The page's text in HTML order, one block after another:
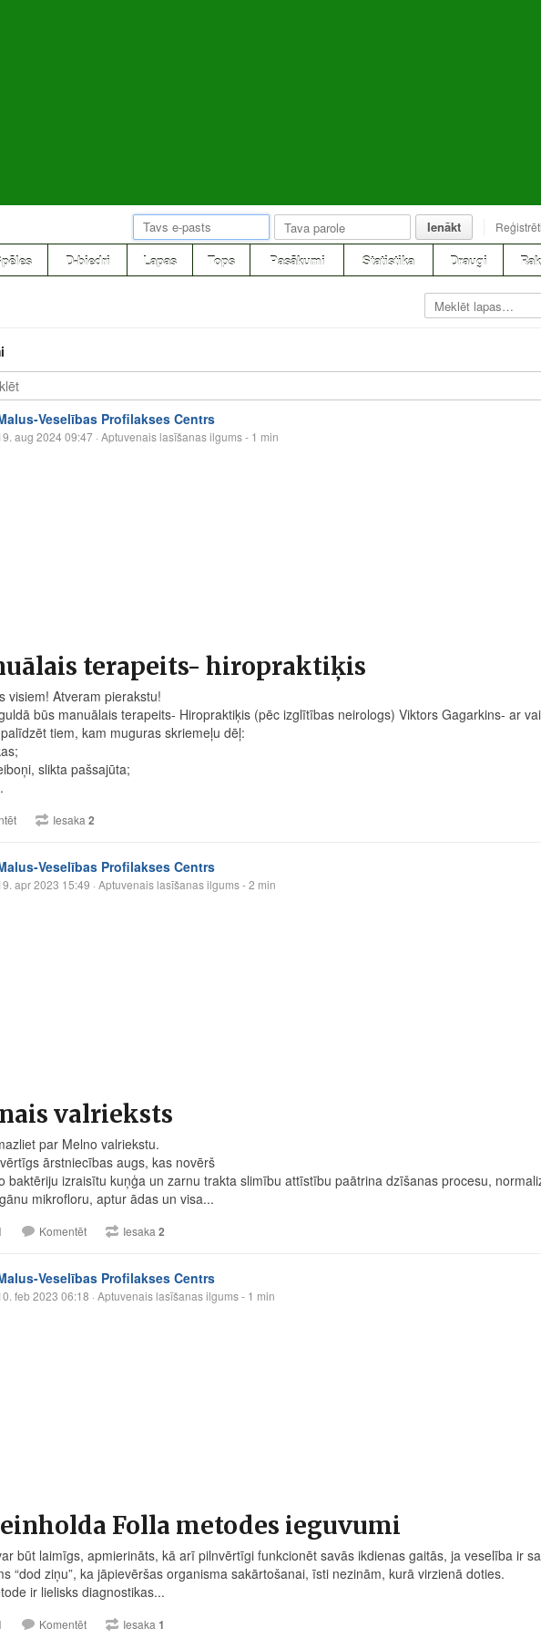
Ienākt
D-biedri Lapas Tops Pasākumi Statistika Draugi
Veselības Profilakses Centrs
aug 2024 09:47 · Aptuvenais lasīšanas ilgums - 1 min
terapeits- hiropraktiķis
visiem! Atveram pierakstu!
būs manuālais terapeits- Hiropraktiķis (pēc izglītības neirologs) Viktors Gagarkins- ar
tiem, kam muguras skriemeļu dēļ:
slikta pašsajūta;
Iesaka 2
Veselības Profilakses Centrs
apr 2023 15:49 · Aptuvenais lasīšanas ilgums - 2 min
valrieksts
par Melno valriekstu.
ārstniecības augs, kas novērš
baktēriju izraisītu kuņģa un zarnu trakta slimību attīstību paātrina dzīšanas procesu,
mikrofloru, aptur ādas un visa...
Komentēt Iesaka 2
Veselības Profilakses Centrs
feb 2023 06:18 · Aptuvenais lasīšanas ilgums - 1 min
Folla metodes ieguvumi
būt laimīgs, apmierināts, kā arī pilnvērtīgi funkcionēt savās ikdienas gaitās, ja veselība ir
“dod ziņu”, ka jāpievēršas organisma sakārtošanai, īsti nezinām, kurā virzienā doties.
ir lielisks diagnostikas...
Komentēt Iesaka 1